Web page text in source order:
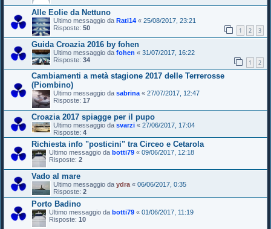
Alle Eolie da Nettuno
Ultimo messaggio da Rati14 « 25/08/2017, 23:21
Risposte: 50 1 2 3
Guida Croazia 2016 by fohen
Ultimo messaggio da fohen « 31/07/2017, 16:22
Risposte: 34 1 2
Cambiamenti a metà stagione 2017 delle Terrerosse
(Piombino)
Ultimo messaggio da sabrina « 27/07/2017, 12:47
Risposte: 17
Croazia 2017 spiagge per il pupo
Ultimo messaggio da svarzi « 27/06/2017, 17:04
Risposte: 4
Richiesta info "posticini" tra Circeo e Cetarola
Ultimo messaggio da botti79 « 09/06/2017, 12:18
Risposte: 2
Vado al mare
Ultimo messaggio da ydra « 06/06/2017, 0:35
Risposte: 2
Porto Badino
Ultimo messaggio da botti79 « 01/06/2017, 11:19
Risposte: 10